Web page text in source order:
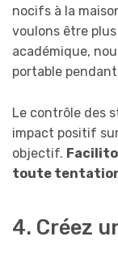
nocifs à la
voulons être
académique,
portable pendant
Le contrôle des
impact positif
objectif.
toute
4. Créez